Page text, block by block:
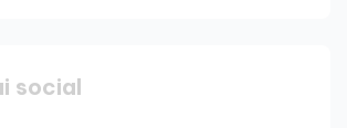
social